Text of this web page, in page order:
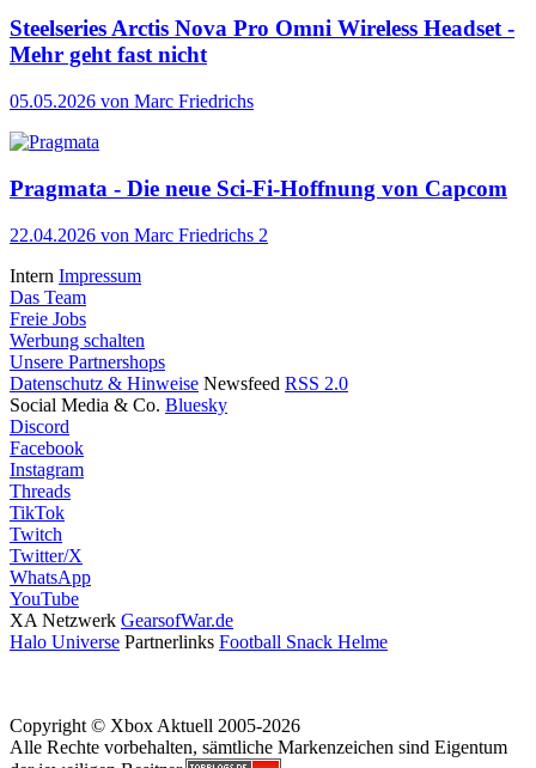
Steelseries Arctis Nova Pro Omni Wireless Headset -
Mehr geht fast nicht
05.05.2026 von Marc Friedrichs
Pragmata - Die neue Sci-Fi-Hoffnung von Capcom
22.04.2026 von Marc Friedrichs 2
Intern Impressum
Das Team
Freie Jobs
Werbung schalten
Unsere Partnershops
Datenschutz & Hinweise Newsfeed RSS 2.0
Social Media & Co. Bluesky
Discord
Facebook
Instagram
Threads
TikTok
Twitch
Twitter/X
WhatsApp
YouTube
XA Netzwerk GearsofWar.de
Halo Universe Partnerlinks Football Snack Helme
Copyright © Xbox Aktuell 2005-2026
Alle Rechte vorbehalten, sämtliche Markenzeichen sind Eigentum